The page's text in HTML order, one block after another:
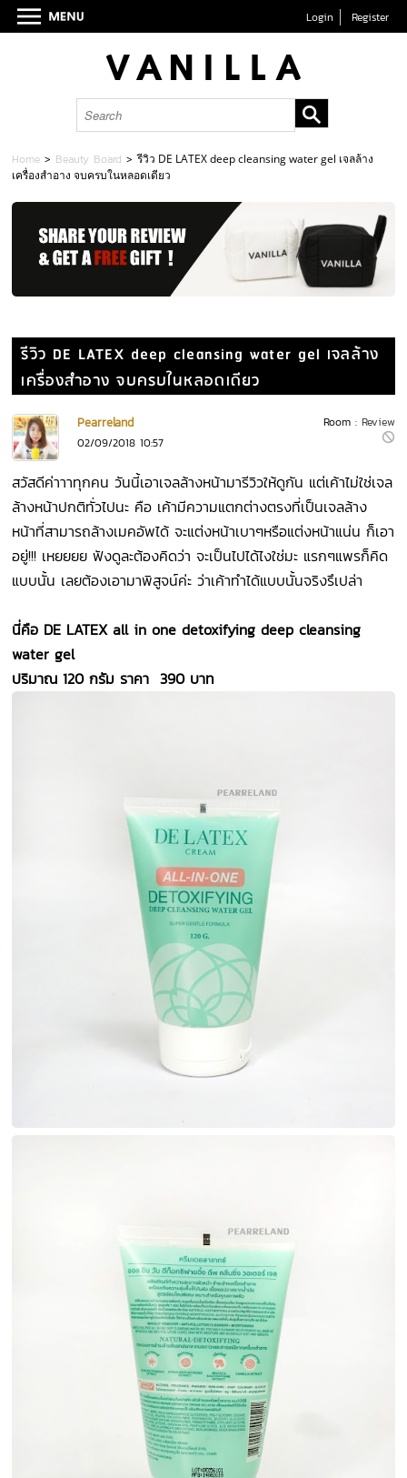
Login Register
Home > Beauty Board >รีวิว DE LATEX deep cleansing water gel เจลล้าง
เครื่องสำอาง จบครบในหลอดเดียว
รีวิว DE LATEX deep cleansing water gel เจลล้าง
เครื่องสำอาง จบครบในหลอดเดียว
Room : Review
Pearreland
02/09/2018 10:57
สวัสดีค่าาาทุกคน วันนี้เอาเจลล้างหน้ามารีวิวให้ดูกัน แต่เค้าไม่ใช่เจล
ล้างหน้าปกติทั่วไปนะ คือ เค้ามีความแตกต่างตรงที่เป็นเจลล้าง
หน้าที่สามารถล้างเมคอัพได้ จะแต่งหน้าเบาๆหรือแต่งหน้าแน่น ก็เอา
อยู่!!! เหยยยย ฟังดูละต้องคิดว่า จะเป็นไปได้ไงใช่มะ แรกๆแพรก็คิด
แบบนั้น เลยต้องเอามาพิสูจน์ค่ะ ว่าเค้าทำได้แบบนั้นจริงรึเปล่า
นี่คือ DE LATEX all in one detoxifying deep cleansing
water gel
ปริมาณ 120 กรัม ราคา 390 บาท